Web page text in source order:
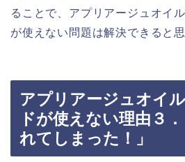
ることで、アプリアージュオイ
が使えない問題は解決できると思
アプリアージュオイ
ドが使えない理由３
れてしまった！」